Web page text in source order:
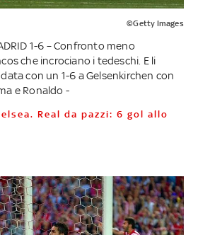
©Getty Images
1-6 – Confronto meno
che incrociano i tedeschi. E li
con un 1-6 a Gelsenkirchen con
e Ronaldo -